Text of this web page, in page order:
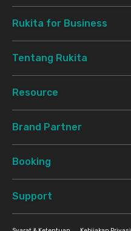
Rukita for Business
Tentang Rukita
Resource
Brand Partner
Booking
Support